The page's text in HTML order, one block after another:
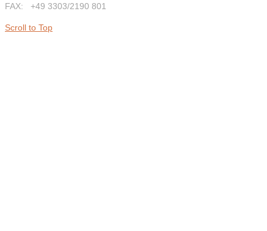
FAX: +49 3303/2190 801
Scroll to Top